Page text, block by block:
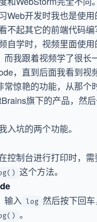
Web开发时我也是使
不起其它的前端代码编
自学时，视频里面使用
而我跟着视频学了很长
，直到后面我看到视
常惊艳的功能，从那个
旗下的产品，然
入坑的两个功能。
控制台进行打印时，
这个方法。
输入 log 然后按下回
。